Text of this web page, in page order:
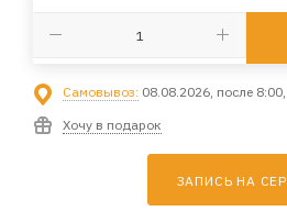
Самовывоз: 08.08.2026, после
Хочу в подарок
ЗАПИСЬ НА